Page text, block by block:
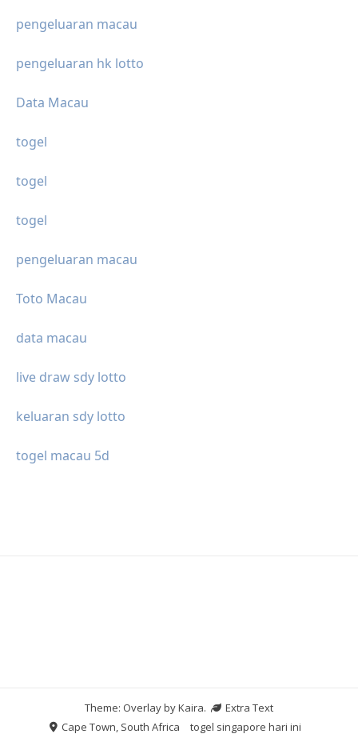
pengeluaran macau
pengeluaran hk lotto
Data Macau
togel
togel
togel
pengeluaran macau
Toto Macau
data macau
live draw sdy lotto
keluaran sdy lotto
togel macau 5d
Theme: Overlay byKaira.
Extra Text
Cape Town, South Africa
togel singapore hari ini